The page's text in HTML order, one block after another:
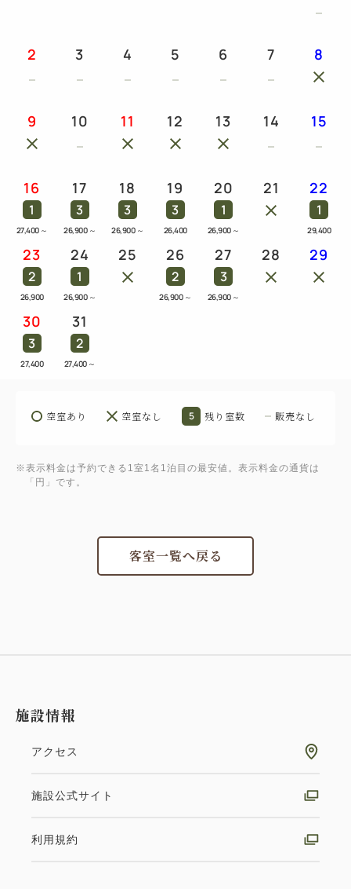
2 3 4 5 6 7 8
9 10 11 12 13 14 15
16
1
27,400 ～
17
3
26,900 ～
18
3
26,900 ～
19
3
26,400
20
1
26,900 ～
21 22
1
29,400
23
2
26,900
24
1
26,900 ～
25 26
2
26,900 ～
27
3
26,900 ～
28 29
30
3
27,400
31
2
27,400 ～
空室あり 空室なし 5 残り室数 販売なし
※表示料金は予約できる1室1名1泊目の最安値。表示料金の通貨は
「円」です。
客室一覧へ戻る
施設情報
アクセス
施設公式サイト
利用規約